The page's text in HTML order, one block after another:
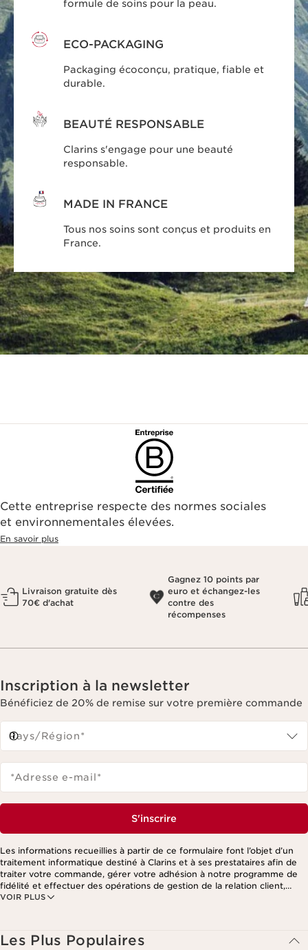
formule de soins pour la peau.
ECO-PACKAGING
Packaging écoconçu, pratique, fiable et
durable.
BEAUTÉ RESPONSABLE
Clarins s'engage pour une beauté
responsable.
MADE IN FRANCE
Tous nos soins sont conçus et produits en
France.
Cette entreprise respecte des normes sociales
et environnementales élevées.
En savoir plus
Livraison gratuite dès
70€ d'achat
Gagnez 10 points par
euro et échangez-les
contre des
récompenses
Inscription à la newsletter
Bénéficiez de 20% de remise sur votre première commande
Pays/Région*
*Adresse e-mail*
S'inscrire
VOIR PLUS
Les informations recueillies à partir de ce formulaire font l’objet d’un
traitement informatique destiné à Clarins et à ses prestataires afin de
traiter votre commande, gérer votre adhésion à notre programme de
fidélité et effectuer des opérations de gestion de la relation client,
notamment pour vous adresser des offres personnalisées en fonction
Les Plus Populaires